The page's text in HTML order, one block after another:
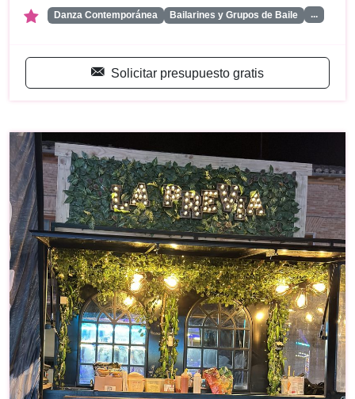
Danza Contemporánea Bailarines y Grupos de Baile ...
Solicitar presupuesto gratis